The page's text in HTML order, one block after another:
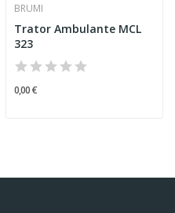
BRUMI
Trator Ambulante MCL
323
0,00 €